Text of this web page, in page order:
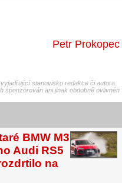
Petr Prokopec
stanovisko redakce či autora.
sponzorován ani jinak obdobně ovlivněn
BMW M3
Audi RS5
na